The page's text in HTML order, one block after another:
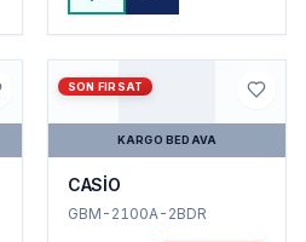
SON FIRSAT
KARGO BEDAVA
CASİO
GBM-2100A-2BDR